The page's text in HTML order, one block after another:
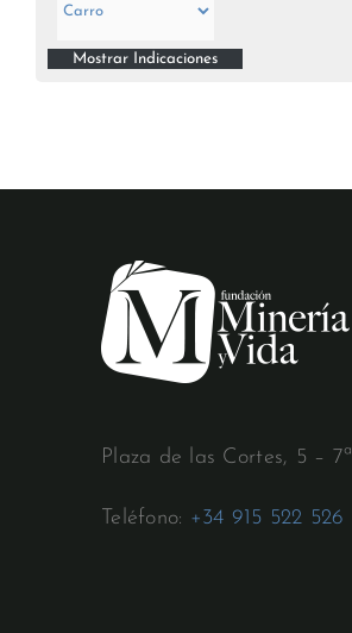
Plaza de las Cortes, 5 – 7ª
Teléfono: +34 915 522 526